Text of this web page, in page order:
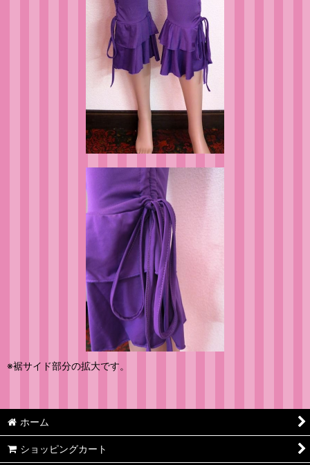
※裾サイド部分の拡大です。
ホーム
ショッピングカート